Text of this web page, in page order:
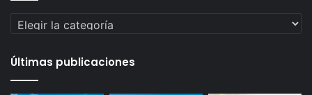
Categorías
Últimas publicaciones